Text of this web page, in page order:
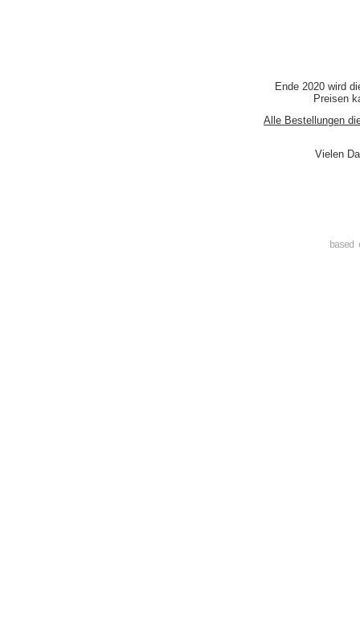
Ende 2020 wird
Preisen
Alle Bestellungen
Vielen